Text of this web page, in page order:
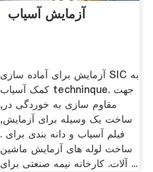
آزمایش آسیاب
آزمایش برای آماده سازی SIC به
کمک آسیاب techninque. جهت
مقاوم سازی به خوردگی در,
ساخت یک وسیله برای آزمایش,
فیلم آسیاب و دانه بندی برای .
ساخت لوله های آزمایش ماشین
آلات. کارخانه نیمه صنعتی برای ...